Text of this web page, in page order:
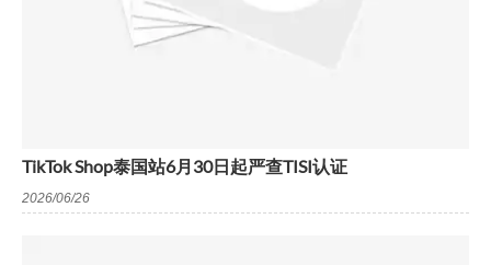
TikTok Shop泰国站6月30日起严查TISI认证
2026/06/26